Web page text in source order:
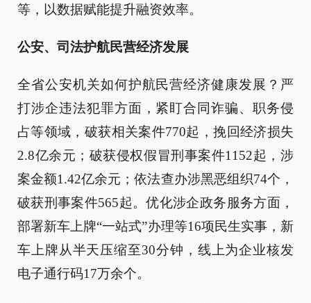
等，以数据赋能提升融资效率。
公安、司法护航民营经济发展
全省公安机关如何护航民营经济健康发展？严
打涉企违法犯罪方面，紧盯合同诈骗、职务侵
占等领域，破获相关案件770起，挽回经济损失
2.8亿余元；破获侵权假冒刑事案件1152起，涉
案金额1.42亿余元；依法查办涉黑恶组织74个，
破获刑事案件565起。优化涉企政务服务方面，
部署新车上牌“一站式”办理等16项民生实事，新
车上牌从半天压缩至30分钟，线上为企业核发
电子通行码17万余个。